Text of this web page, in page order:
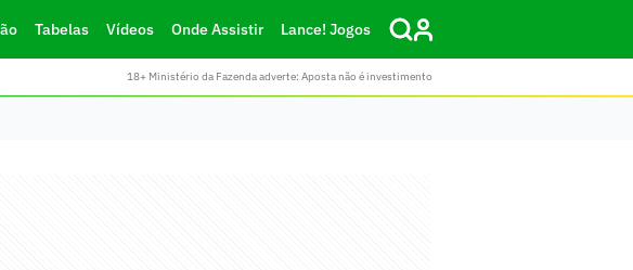
Tabelas Vídeos Onde Assistir Lance! Jogos
18+ Ministério da Fazenda adverte: Aposta não é investimento